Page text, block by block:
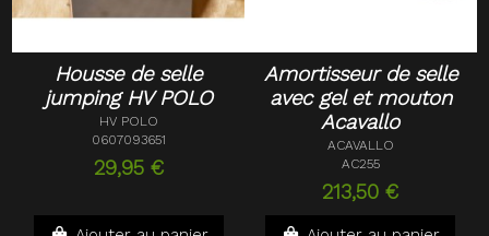
Housse de selle
jumping HV POLO
HV POLO
0607093651
29,95 €
Amortisseur de selle
avec gel et mouton
Acavallo
ACAVALLO
AC255
213,50 €